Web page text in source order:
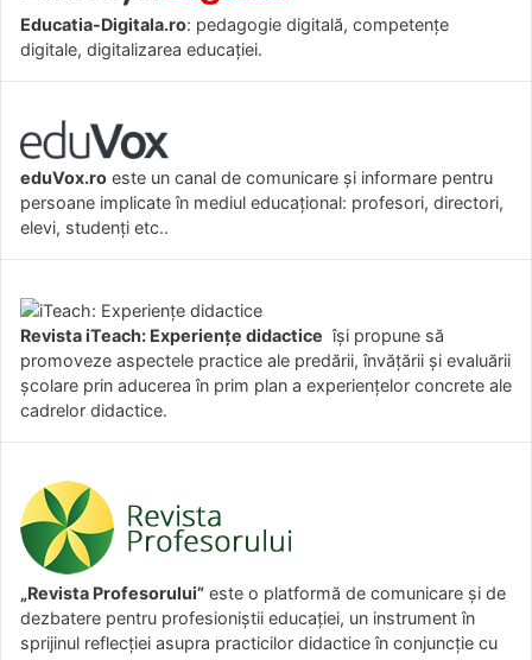
Educatia-Digitala.ro: pedagogie digitală, competențe
digitale, digitalizarea educației.
eduVox.ro este un canal de comunicare și informare pentru
persoane implicate în mediul educațional: profesori, directori,
elevi, studenți etc..
Revista iTeach: Experienţe didactice îşi propune să
promoveze aspectele practice ale predării, învăţării şi evaluării
şcolare prin aducerea în prim plan a experienţelor concrete ale
cadrelor didactice.
„Revista Profesorului” este o platformă de comunicare și de
dezbatere pentru profesioniștii educației, un instrument în
sprijinul reflecției asupra practicilor didactice în conjuncție cu